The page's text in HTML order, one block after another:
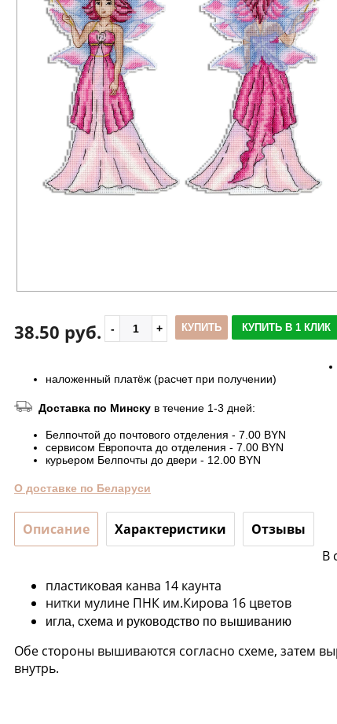
38.50 руб. КУПИТЬ КУПИТЬ В 1 КЛИК
наложенный платёж (расчет при получении)
Доставка по Минску в течение 1-3 дней:
Белпочтой до почтового отделения - 7.00 BYN
сервисом Европочта до отделения - 7.00 BYN
курьером Белпочты до двери - 12.00 BYN
О доставке по Беларуси
Описание Характеристики Отзывы
В
пластиковая канва 14 каунта
нитки мулине ПНК им.Кирова 16 цветов
игла, схема и руководство по вышиванию
Обе стороны вышиваются согласно схеме, затем
внутрь.